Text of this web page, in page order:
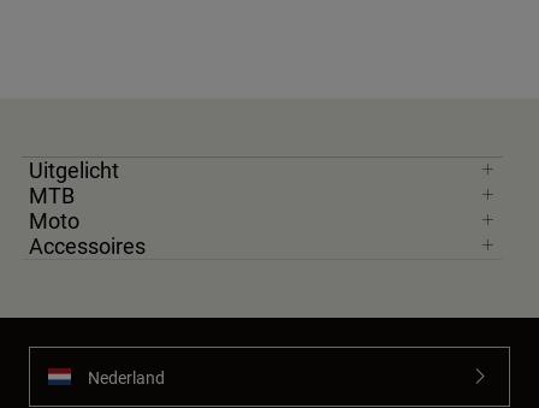
Uitgelicht
MTB
Moto
Accessoires
Nederland